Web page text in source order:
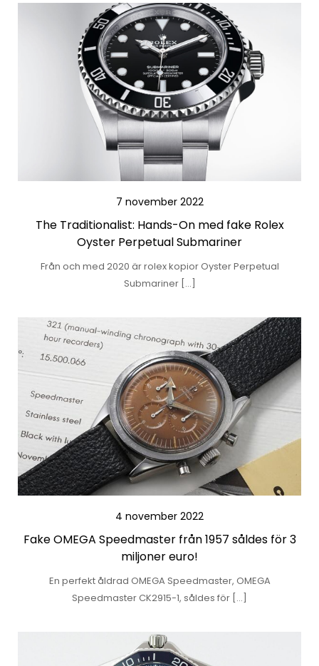
7 november 2022
The Traditionalist: Hands-On med fake Rolex
Oyster Perpetual Submariner
Från och med 2020 är rolex kopior Oyster Perpetual
Submariner […]
4 november 2022
Fake OMEGA Speedmaster från 1957 såldes för 3
miljoner euro!
En perfekt åldrad OMEGA Speedmaster, OMEGA
Speedmaster CK2915-1, såldes för […]